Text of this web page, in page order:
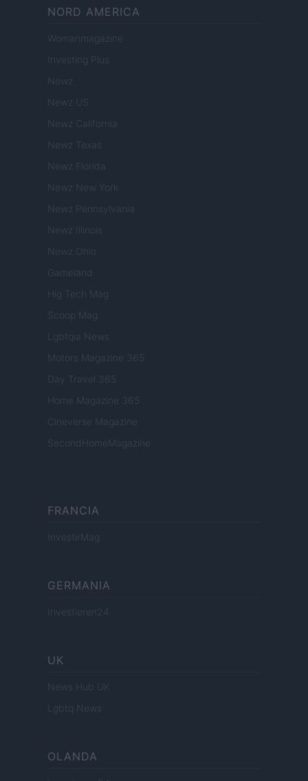
NORD AMERICA
Womanmagazine
Investing Plus
Newz
Newz US
Newz California
Newz Texas
Newz Florida
Newz New York
Newz Pennsylvania
Newz Illinois
Newz Ohio
Gameland
Hig Tech Mag
Scoop Mag
Lgbtqia News
Motors Magazine 365
Day Travel 365
Home Magazine 365
Cineverse Magazine
SecondHomeMagazine
FRANCIA
InvestirMag
GERMANIA
Investieren24
UK
News Hub UK
Lgbtq News
OLANDA